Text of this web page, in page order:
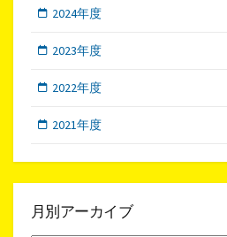
2024年度
2023年度
2022年度
2021年度
月別アーカイブ